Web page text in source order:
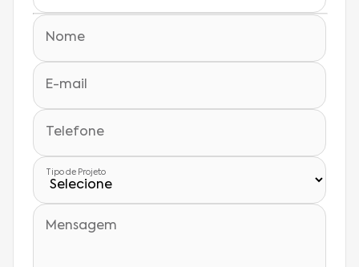
Nome
E-mail
Telefone
Tipo de Projeto
Mensagem